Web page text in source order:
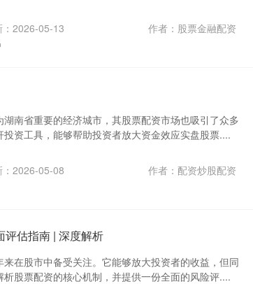
：2026-05-13
作者：股票金融配资
南省重要的经济城市，其股票配资市场也吸引了众多
资工具，能够帮助投资者放大资金效应实盘股票....
：2026-05-08
作者：配资炒股配资
评估指南 | 深度解析
在股市中备受关注。它能够放大投资者的收益，但同
股票配资的核心机制，并提供一份全面的风险评....